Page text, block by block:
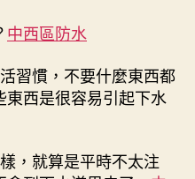
中西區防水
習慣，不要什麼東西都
西是很容易引起下水
，就算是平時不太注